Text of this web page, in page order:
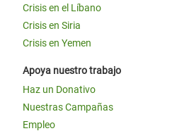
Crisis en el Líbano
Crisis en Siria
Crisis en Yemen
Apoya nuestro trabajo
Haz un Donativo
Nuestras Campañas
Empleo